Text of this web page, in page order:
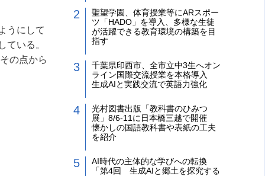
うにして
ている。
の点から
聖望学園、体育授業等にARスポー
ツ「HADO」を導入、多様な生徒
が活躍できる教育環境の構築を目
指す
千葉県印西市、全市立中3生へオン
ライン国際交流授業を本格導入
生成AIと実践交流で英語力強化
光村図書出版「教科書のひみつ
展」8/6-11に日本橋三越で開催
懐かしの国語教科書や表紙の工夫
を紹介
AI時代の主体的な学びへの転換
「第4回 生成AIと郷土を探究する